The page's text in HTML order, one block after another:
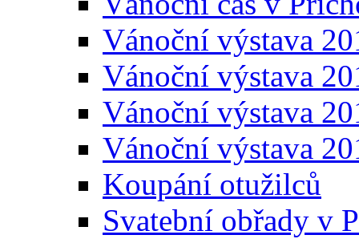
Vánoční výstava
Vánoční výstava
Vánoční výstava
Vánoční výstava
Koupání otužilců
Svatební obřady v